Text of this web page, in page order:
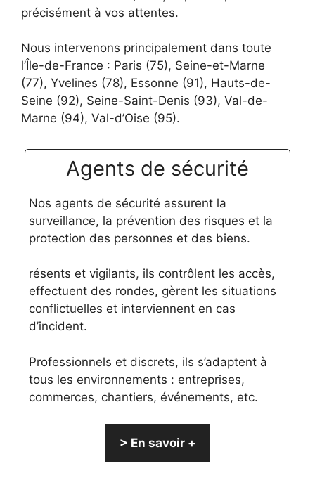
précisément à vos attentes.
Nous intervenons principalement dans toute
l’Île-de-France : Paris (75), Seine-et-Marne
(77), Yvelines (78), Essonne (91), Hauts-de-
Seine (92), Seine-Saint-Denis (93), Val-de-
Marne (94), Val-d’Oise (95).
Agents de sécurité
Nos agents de sécurité assurent la
surveillance, la prévention des risques et la
protection des personnes et des biens.
résents et vigilants, ils contrôlent les accès,
effectuent des rondes, gèrent les situations
conflictuelles et interviennent en cas
d’incident.
Professionnels et discrets, ils s’adaptent à
tous les environnements : entreprises,
commerces, chantiers, événements, etc.
> En savoir +